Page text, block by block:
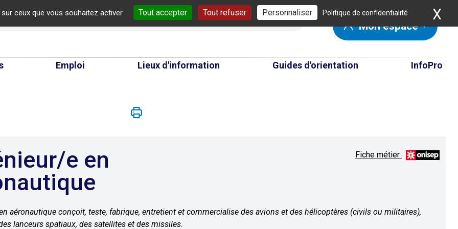
ceux que vous souhaitez activer Tout accepter Tout refuser Personnaliser Politique de confidentialité X
Mon espace
Emploi Lieux d'information Guides d'orientation InfoPro
Fiche métier
aéronautique conçoit, teste, fabrique, entretient et commercialise des avions et des hélicoptères (civils ou militaires),
lanceurs spatiaux, des satellites et des missiles.